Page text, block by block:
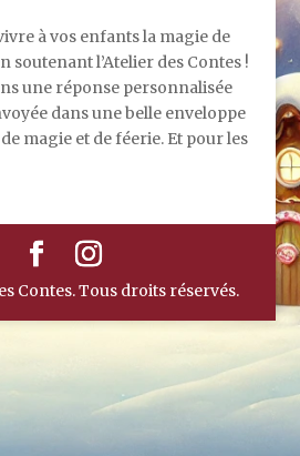
à vos enfants la magie de
soutenant l’Atelier des Contes !
une réponse personnalisée
dans une belle enveloppe
magie et de féerie. Et pour les
Contes. Tous droits réservés.